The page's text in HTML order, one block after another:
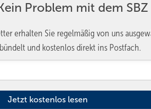
Problem mit dem
erhalten Sie regelmäßig von uns
und kostenlos direkt ins Postfach.